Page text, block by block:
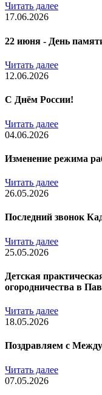
Читать далее
17.06.2026
22 июня - День
Читать далее
12.06.2026
С Днём России!
Читать далее
04.06.2026
Изменение режима
Читать далее
26.05.2026
Последний звонок
Читать далее
25.05.2026
Детская
огородничества в
Читать далее
18.05.2026
Поздравляем с
Читать далее
07.05.2026